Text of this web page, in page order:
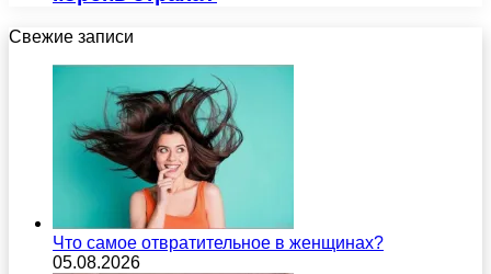
Свежие записи
Что самое отвратительное в женщинах?
05.08.2026